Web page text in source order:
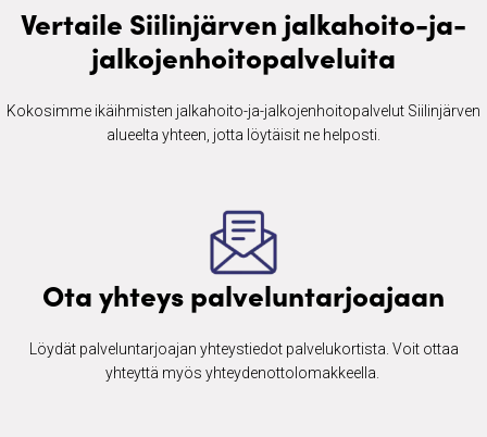
Vertaile Siilinjärven jalkahoito-ja-
jalkojenhoitopalveluita
Kokosimme ikäihmisten ​jalkahoito-ja-jalkojenhoitopalvelut Siilinjärven
alueelta yhteen, jotta löytäisit ne helposti.
Ota yhteys palveluntarjoajaan
Löydät palveluntarjoajan yhteystiedot palvelukortista. Voit ottaa
yhteyttä myös yhteydenottolomakkeella. ​